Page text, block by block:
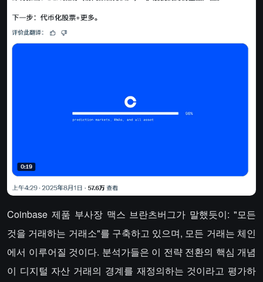
Coinbase 제품 부사장 맥스 브란츠버그가 말했듯이: "모든
것을 거래하는 거래소"를 구축하고 있으며, 모든 거래는 체인
에서 이루어질 것이다. 분석가들은 이 전략 전환의 핵심 개념
이 디지털 자산 거래의 경계를 재정의하는 것이라고 평가하